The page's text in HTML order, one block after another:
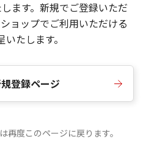
ます。新規でご登録いただ
ョップでご利用いただける
たします。
登録ページ
再度このページに戻ります。